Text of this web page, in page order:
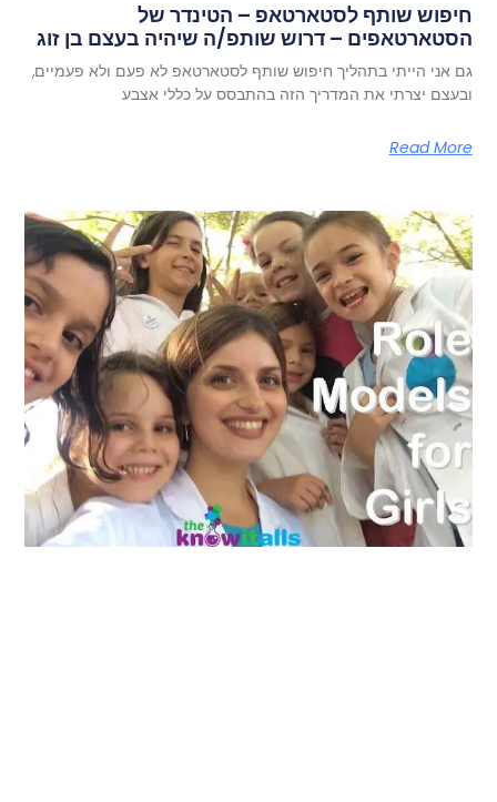
חיפוש שותף לסטארטאפ – הטינדר של
הסטארטאפים – דרוש שותפ/ה שיהיה בעצם בן זוג
גם אני הייתי בתהליך חיפוש שותף לסטארטאפ לא פעם ולא פעמיים,
ובעצם יצרתי את המדריך הזה בהתבסס על כללי אצבע
Read More